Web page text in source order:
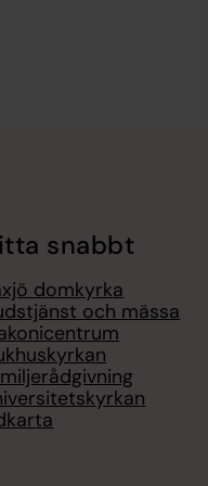
snabbt
domkyrka
och mässa